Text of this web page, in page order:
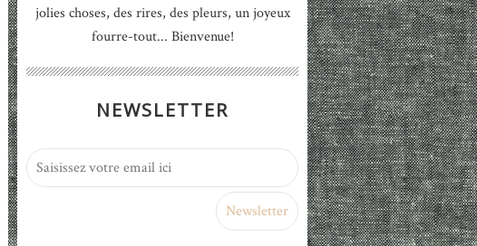
jolies choses, des rires, des pleurs, un joyeux
fourre-tout... Bienvenue!
NEWSLETTER